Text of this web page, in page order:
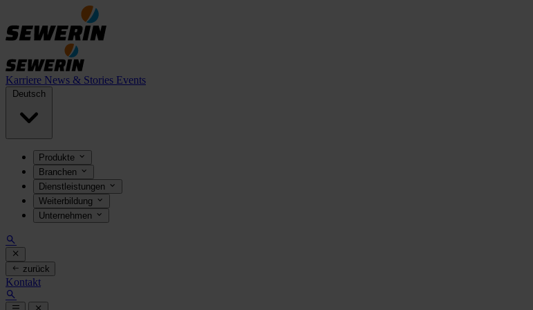
Karriere News & Stories Events
Deutsch
Produkte
Branchen
Dienstleistungen
Weiterbildung
Unternehmen
zurück
Kontakt